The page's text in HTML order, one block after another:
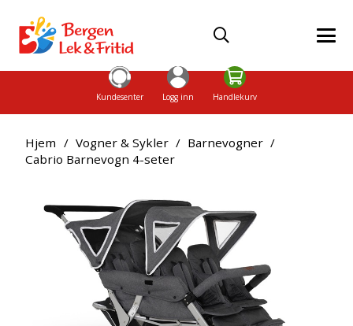
Kundesenter Logg inn Handlekurv
Hjem / Vogner & Sykler / Barnevogner /
Cabrio Barnevogn 4-seter